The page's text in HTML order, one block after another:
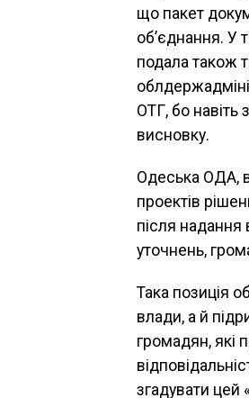
що пакет
об’єднання. У
подала також
ОТГ, бо навіть
висновку.
Одеська ОДА, в
проектів
після надання
уточнень,
Така позиція
влади, а й
громадян, які
згадувати